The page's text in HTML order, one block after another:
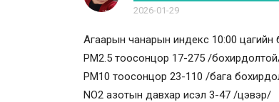
2026-01-29
Агаарын чанарын индекс 10:00 цагийн
PM2.5 тоосонцор 17-275 /
PM10 тоосонцор 23-110 /бага
NO2 азотын давхар исэл 3-47 /цэвэр/